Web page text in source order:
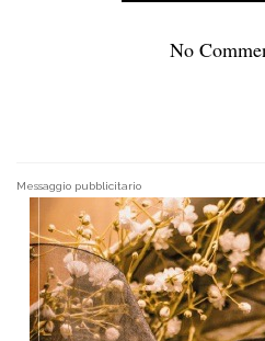
No
Messaggio pubblicitario